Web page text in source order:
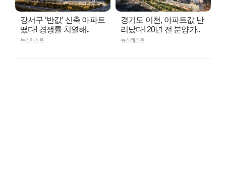
강서구 ‘반값’ 신축 아파트
떴다! 경쟁률 치열해..
뉴스캐스트
경기도 이천, 아파트값 난
리났다! 20년 전 분양가..
뉴스캐스트